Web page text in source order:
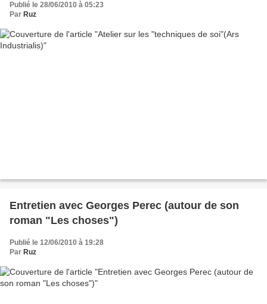
Publié le 28/06/2010 à 05:23
Par Ruz
Entretien avec Georges Perec (autour de son
roman "Les choses")
Publié le 12/06/2010 à 19:28
Par Ruz